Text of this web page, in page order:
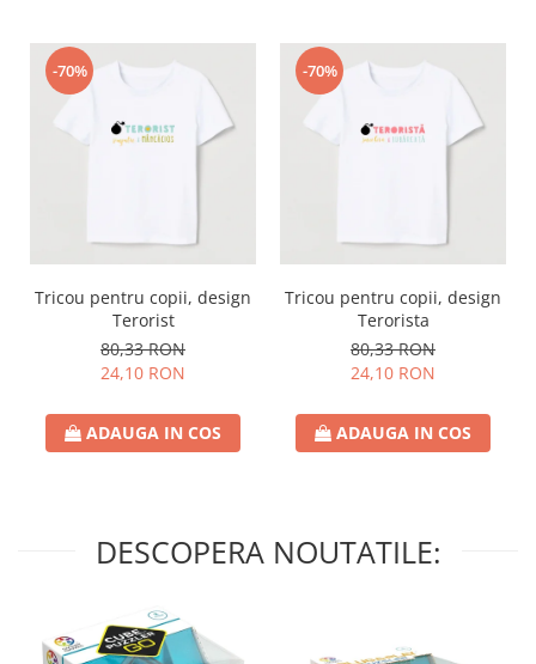
-70%
Tricou pentru copii, design
Terorist
80,33 RON
24,10 RON
ADAUGA IN COS
-70%
Tricou pentru copii, design
Terorista
80,33 RON
24,10 RON
ADAUGA IN COS
DESCOPERA NOUTATILE: